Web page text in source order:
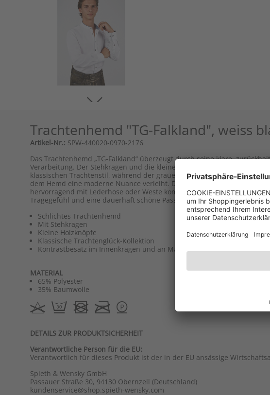
Trachtenhemd "TG-Falkland", weiss
Artikel-Nr.: SPW-440020-0970-2176
Das Trachtenhemd „TG-Falkland“ überzeugt durch seine klare,
Verarbeitung. Der Stehkragen und die kleinen Knöpfen in
klassischen Trachtenstil, während der graue Kontrastbesatz im
dem Hemd eine moderne Nuance verleiht. Die Passform ist im Slim-Fit-
hervorragend mit Lederhose oder Weste kombinieren. Der Materialmix
Tragegefühl und eine dauerhaft schöne Passform.
Schlichtes Trachtenhemd
Mit Stehkragen
Kleine Holzknöpfe
Klassische Trachtenglück-Kollektion
Kontrastbesatz im Innenkragen und an Manschetten
MATERIAL
65% Polyester
35% Baumwolle
DETAILS ZUR PRODUKTSICHERHEIT
Verantwortliche Person für die EU:
Verantwortlich für dieses Produkt ist der in der EU ansässige
Spieth & Wensky GmbH
Passauer Straße 30, 94130 Obernzell (Deutschland)
kundenservice@shop.spieth-wensky.com